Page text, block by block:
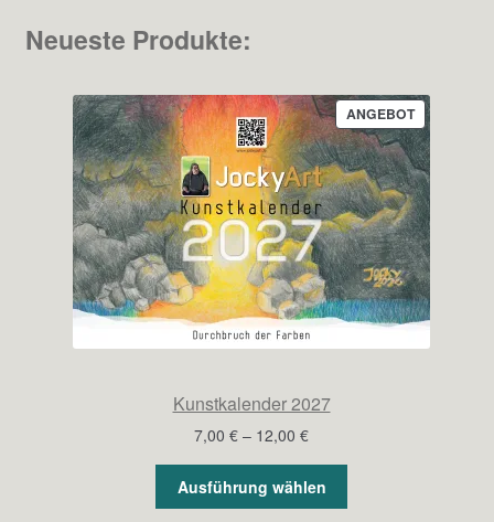
Neueste Produkte:
ANGEBOTPRODUKT
IM
ANGEBOT
Kunstkalender 2027
7,00 € – 12,00 €Preisspanne:
bis
12,00 €
Ausführung wählen